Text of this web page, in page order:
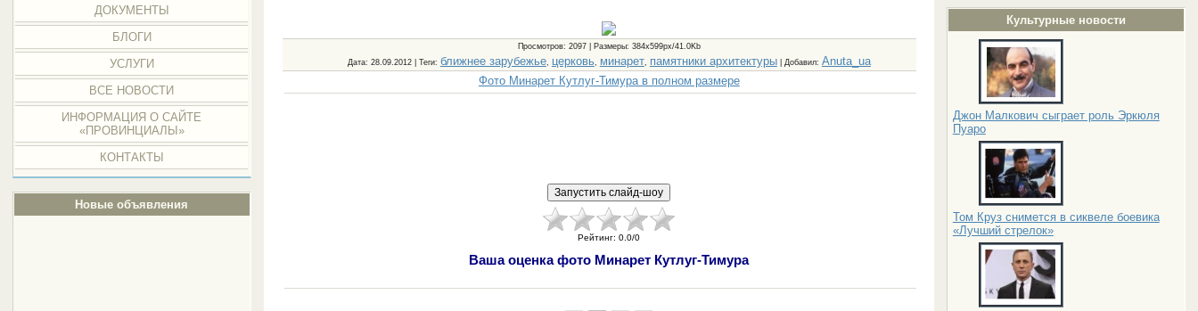
ДОКУМЕНТЫ
БЛОГИ
УСЛУГИ
ВСЕ НОВОСТИ
ИНФОРМАЦИЯ О САЙТЕ
«ПРОВИНЦИАЛЫ»
КОНТАКТЫ
Новые объявления
Культурные новости
Джон Малкович сыграет роль Эркюля
Пуаро
Том Круз снимется в сиквеле боевика
«Лучший стрелок»
Просмотров: 2097 | Размеры: 384x599px/41.0Kb
Дата: 28.09.2012 | Теги: ближнее зарубежье, церковь, минарет, памятники архитектуры Добавил: Anuta_ua
Фото Минарет Кутлуг-Тимура в полном размере
Рейтинг: 0.0/0
Ваша оценка фото Минарет Кутлуг-Тимура